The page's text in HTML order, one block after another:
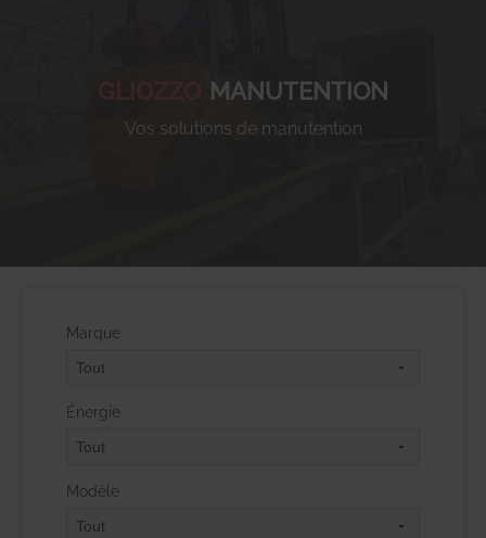
GLIOZZO MANUTENTION
Vos solutions de manutention
Marque
Énergie
Modèle